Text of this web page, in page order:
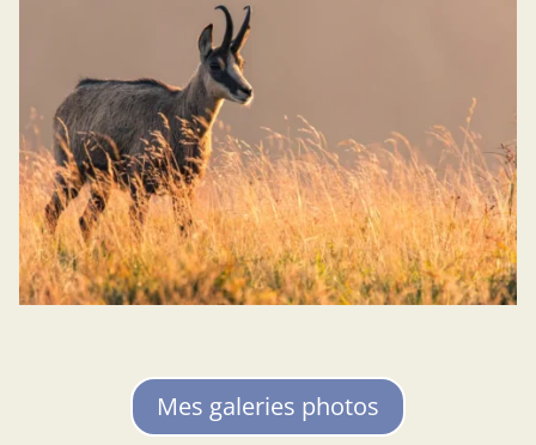
Mes galeries photos